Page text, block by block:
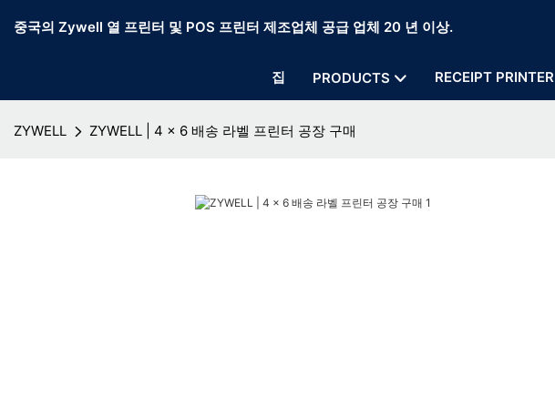
중국의 Zywell 열 프린터 및 POS 프린터 제조업체 공급 업체 20 년 이상.
집 PRODUCTS RECEIPT PRINTER
ZYWELL ZYWELL | 4 x 6 배송 라벨 프린터 공장 구매